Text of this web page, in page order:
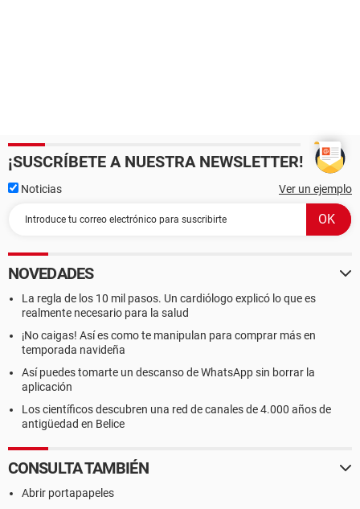
¡SUSCRÍBETE A NUESTRA NEWSLETTER!
Noticias Ver un ejemplo
NOVEDADES
La regla de los 10 mil pasos. Un cardiólogo explicó lo que es
realmente necesario para la salud
¡No caigas! Así es como te manipulan para comprar más en
temporada navideña
Así puedes tomarte un descanso de WhatsApp sin borrar la
aplicación
Los científicos descubren una red de canales de 4.000 años de
antigüedad en Belice
CONSULTA TAMBIÉN
Abrir portapapeles